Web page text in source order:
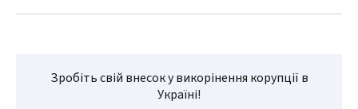
Зробіть свій внесок у викорінення корупції в
Україні!